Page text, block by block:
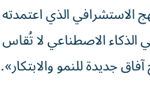
الذي
الذكاء الاصطناعي لا
جديدة للنمو والابتكار».